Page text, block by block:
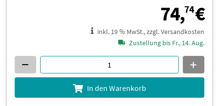
74,74€
inkl. 19 % MwSt., zzgl. Versandkosten
Zustellung bis Fr., 14. Aug.
In den Warenkorb